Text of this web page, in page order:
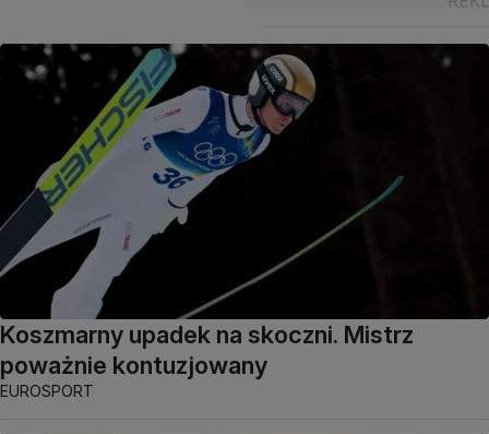
Koszmarny upadek na skoczni. Mistrz
poważnie kontuzjowany
EUROSPORT